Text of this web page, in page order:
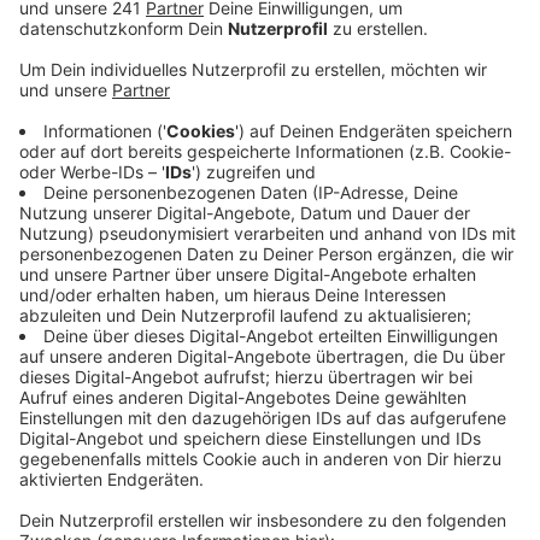
Königswinter gewohnt.
Um Miete einnehmen zu können, soll wohl geplant
gewesen sein, das Obergeschoss zu vermieten. Das
wollte der Angeklagte laut Staatsanwaltschaft
verhindern, indem er mehrere Müllsäcke mit
brennbarem Inhalt wie zum Beispiel Stoffresten in den
Räumen verteilt haben und diese dann angezündet
haben soll. Das Feuer musste zwar nicht gelöscht
werden, weil der mangelnde Sauerstoff die Flammen
erstickt haben soll. Trotzdem soll die Wohnung nach
dem Brand nicht mehr bewohnbar gewesen sein.
Insgesamt soll ein Schaden von rund 60.000 Euro
entstanden sein. Ein Urteil in dem Prozess könnte es